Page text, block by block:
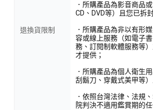
退換貨限制
．所購產品為影音商品
CD、DVD等）且您已拆
．所購產品為非以有形
容或線上服務（如電子
務、訂閱制軟體服務等
才提供；
．所購產品為個人衛生
刮鬍刀、穿戴式美甲等）
．依照台灣法律、法規
院判決不適用鑑賞期的